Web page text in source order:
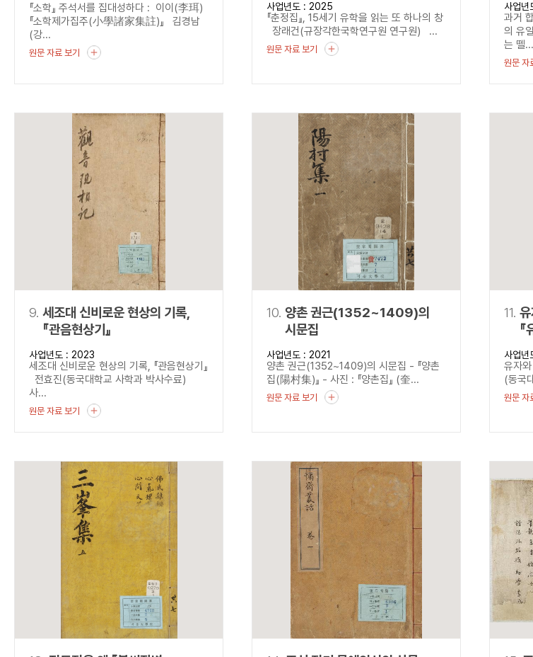
『소학』 주석서를 집대성하다 : 이이(李珥)
『소학제가집주(小學諸家集註)』 김경남
(강...
원문 자료 보기
사업년도 : 2025
『춘정집』, 15세기 유학을 읽는 또 하나의 창
장래건(규장각한국학연구원 연구원) ...
원문 자료 보기
사업
과거
의 유
는 뗄...
원문 자
9. 세조대 신비로운 현상의 기록,
『관음현상기』
사업년도 : 2023
세조대 신비로운 현상의 기록, 『관음현상기』
전효진(동국대학교 사학과 박사수료)
사...
원문 자료 보기
10. 양촌 권근(1352~1409)의
시문집
사업년도 : 2021
양촌 권근(1352~1409)의 시문집 - 『양촌
집(陽村集)』 - 사진 : 『양촌집』 (奎...
원문 자료 보기
11.
사업
유자
(동국
원문 자